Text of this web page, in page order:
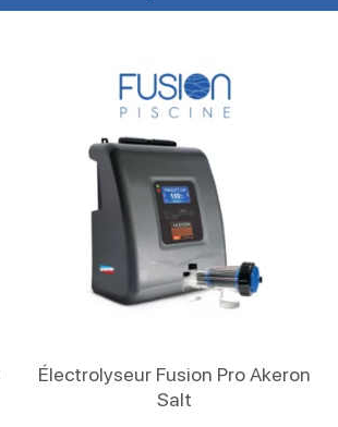
Électrolyseur Fusion Pro Akeron
Salt